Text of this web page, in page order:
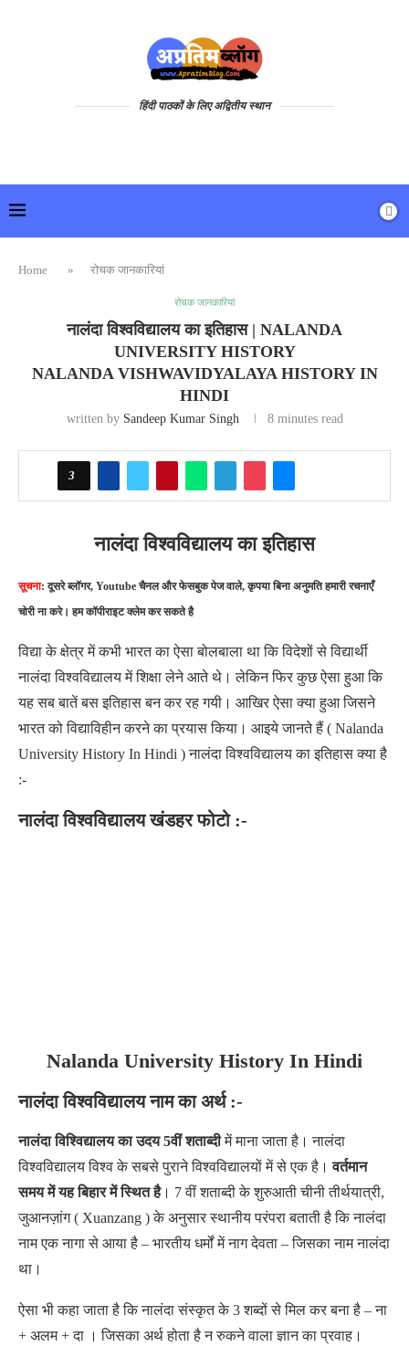
हिंदी पाठकों के लिए अद्वितीय स्थान
Home » रोचक जानकारियां
रोचक जानकारियां
नालंदा विश्वविद्यालय का इतिहास | NALANDA
UNIVERSITY HISTORY
NALANDA VISHWAVIDYALAYA HISTORY IN
HINDI
written by Sandeep Kumar Singh 8 minutes read
3
नालंदा विश्वविद्यालय का इतिहास
सूचना: दूसरे ब्लॉगर, Youtube चैनल और फेसबुक पेज वाले, कृपया बिना अनुमति हमारी रचनाएँ
चोरी ना करे। हम कॉपीराइट क्लेम कर सकते है
विद्या के क्षेत्र में कभी भारत का ऐसा बोलबाला था कि विदेशों से विद्यार्थी
नालंदा विश्वविद्यालय में शिक्षा लेने आते थे। लेकिन फिर कुछ ऐसा हुआ कि
यह सब बातें बस इतिहास बन कर रह गयी। आखिर ऐसा क्या हुआ जिसने
भारत को विद्याविहीन करने का प्रयास किया। आइये जानते हैं ( Nalanda
University History In Hindi ) नालंदा विश्वविद्यालय का इतिहास क्या है
:-
नालंदा विश्वविद्यालय खंडहर फोटो :-
Nalanda University History In Hindi
नालंदा विश्वविद्यालय नाम का अर्थ :-
नालंदा विश्विद्यालय का उदय 5वीं शताब्दीमें माना जाता है। नालंदा
विश्वविद्यालय विश्व के सबसे पुराने विश्वविद्यालयों में से एक है।वर्तमान
समय में यह बिहार में स्थित है। 7 वीं शताब्दी के शुरुआती चीनी तीर्थयात्री,
जुआनज़ांग ( Xuanzang ) के अनुसार स्थानीय परंपरा बताती है कि नालंदा
नाम एक नागा से आया है – भारतीय धर्मों में नाग देवता – जिसका नाम नालंदा
था।
ऐसा भी कहा जाता है कि नालंदा संस्कृत के 3 शब्दों से मिल कर बना है – ना
+ अलम + दा । जिसका अर्थ होता है न रुकने वाला ज्ञान का प्रवाह।